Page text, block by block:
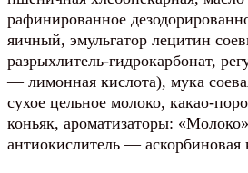
рафинированное
яичный, эмульгатор лецитин
разрыхлитель-гидрокарбонат,
— лимонная кислота), мука
сухое цельное молоко, какао-
коньяк, ароматизаторы:
антиокислитель — аскорбиновая